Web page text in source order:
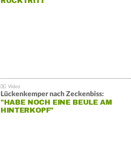
Lückenkemper nach Zeckenbiss:
"HABE NOCH EINE BEULE AM
HINTERKOPF"